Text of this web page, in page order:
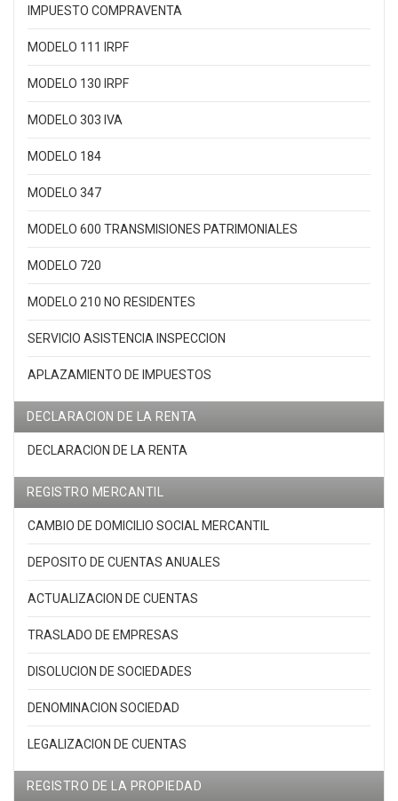
IMPUESTO COMPRAVENTA
MODELO 111 IRPF
MODELO 130 IRPF
MODELO 303 IVA
MODELO 184
MODELO 347
MODELO 600 TRANSMISIONES PATRIMONIALES
MODELO 720
MODELO 210 NO RESIDENTES
SERVICIO ASISTENCIA INSPECCION
APLAZAMIENTO DE IMPUESTOS
DECLARACION DE LA RENTA
DECLARACION DE LA RENTA
REGISTRO MERCANTIL
CAMBIO DE DOMICILIO SOCIAL MERCANTIL
DEPOSITO DE CUENTAS ANUALES
ACTUALIZACION DE CUENTAS
TRASLADO DE EMPRESAS
DISOLUCION DE SOCIEDADES
DENOMINACION SOCIEDAD
LEGALIZACION DE CUENTAS
REGISTRO DE LA PROPIEDAD